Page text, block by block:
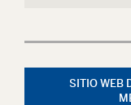
SITIO WEB